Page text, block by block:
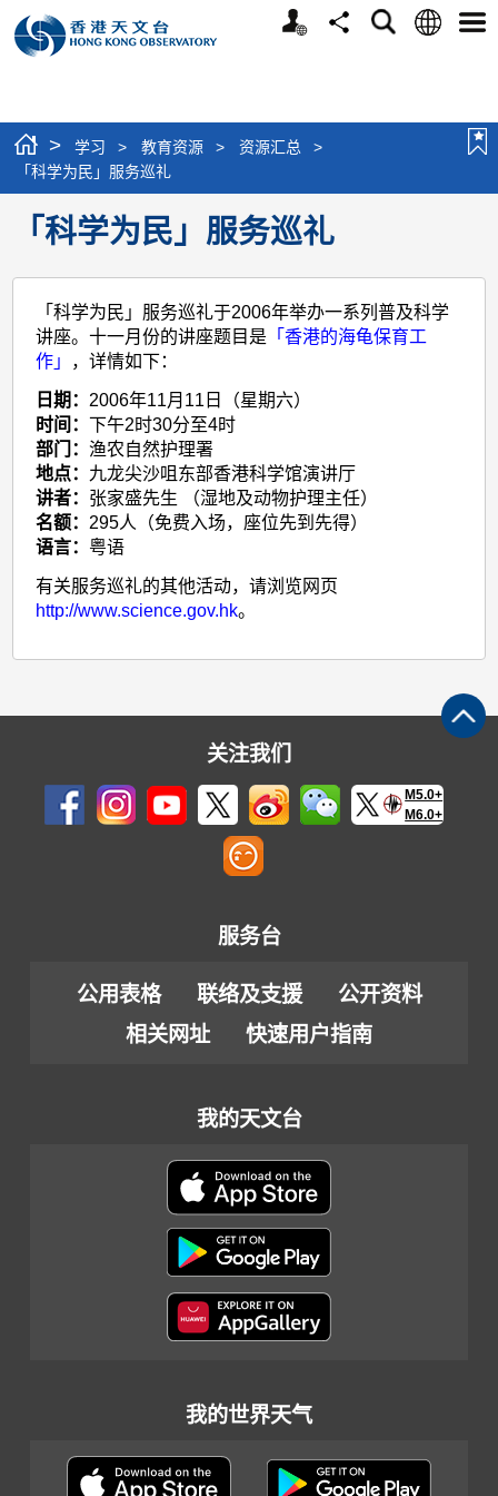
个
分
搜
语
选
> 学习 > 教育资源 > 资源汇总
>
「科学为民」服务巡礼
「科学为民」服务巡礼
「科学为民」服务巡礼于2006年举办一系列普及科学
讲座。十一月份的讲座题目是 「香港的海龟保育工
作」
，详情如下：
日期： 2006年11月11日（星期六）
时间：下午2时30分至4时
部门：渔农自然护理署
地点： 九龙尖沙咀东部香港科学馆演讲厅
讲者： 张家盛先生 （湿地及动物护理主任）
名额： 295人（免费入场，座位先到先得）
语言： 粤语
有关服务巡礼的其他活动，请浏览网页
http://www.science.gov.hk。
关注我们
M5.0+
M6.0+
服务台
公用表格 联络及支援
公开资料
相关网址
快速用户指南
我的天文台
我的世界天气